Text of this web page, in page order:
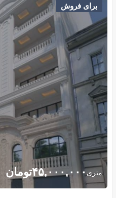
برای فروش
متری۴۵,۰۰۰,۰۰۰تومان